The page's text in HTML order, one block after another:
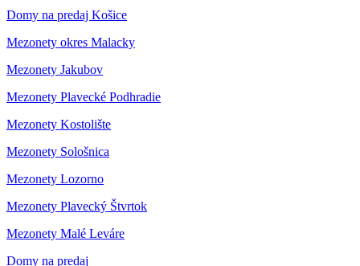
Domy na predaj Košice
Mezonety okres Malacky
Mezonety Jakubov
Mezonety Plavecké Podhradie
Mezonety Kostolište
Mezonety Sološnica
Mezonety Lozorno
Mezonety Plavecký Štvrtok
Mezonety Malé Leváre
Domy na predaj